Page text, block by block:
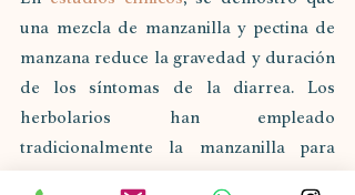
una mezcla de manzanilla y pectina de
manzana reduce la gravedad y duración
de los síntomas de la diarrea. Los
herbolarios han empleado
tradicionalmente la manzanilla para